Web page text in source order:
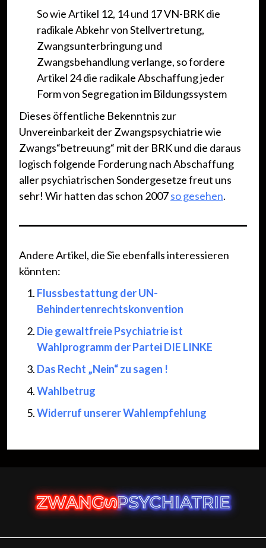
So wie Artikel 12, 14 und 17 VN-BRK die
radikale Abkehr von Stellvertretung,
Zwangsunterbringung und
Zwangsbehandlung verlange, so fordere
Artikel 24 die radikale Abschaffung jeder
Form von Segregation im Bildungssystem
Dieses öffentliche Bekenntnis zur
Unvereinbarkeit der Zwangspsychiatrie wie
Zwangs“betreuung“ mit der BRK und die daraus
logisch folgende Forderung nach Abschaffung
aller psychiatrischen Sondergesetze freut uns
sehr! Wir hatten das schon 2007so gesehen.
Andere Artikel, die Sie ebenfalls interessieren
könnten:
Flussbestattung der UN-
Behindertenrechtskonvention
Die gewaltfreie Psychiatrie ist
Wahlprogramm der Partei DIE LINKE
Das Recht „Nein“ zu sagen !
Wahlbetrug
Widerruf unserer Wahlempfehlung